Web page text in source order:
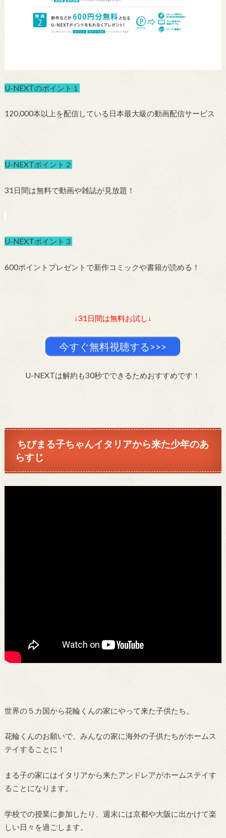
U-NEXTのポイント１
120,000本以上を配信している日本最大級の動画配信サービス
U-NEXTポイント２
31日間は無料で動画や雑誌が見放題！
U-NEXTポイント３
600ポイントプレゼントで新作コミックや書籍が読める！
↓31日間は無料お試し↓
今すぐ無料視聴する>>>
U-NEXTは解約も30秒でできるためおすすめです！
ちびまる子ちゃんイタリアから来た少年のあ
らすじ
世界の５カ国から花輪くんの家にやって来た子供たち。
花輪くんのお願いで、みんなの家に海外の子供たちがホームス
テイすることに！
まる子の家にはイタリアから来たアンドレアがホームステイす
ることになります。
学校での授業に参加したり、週末には京都や大阪に出かけて楽
しい日々を過ごします。